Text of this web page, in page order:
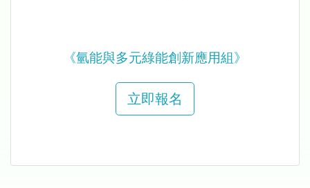
《氫能與多元綠能創新應用組》
立即報名